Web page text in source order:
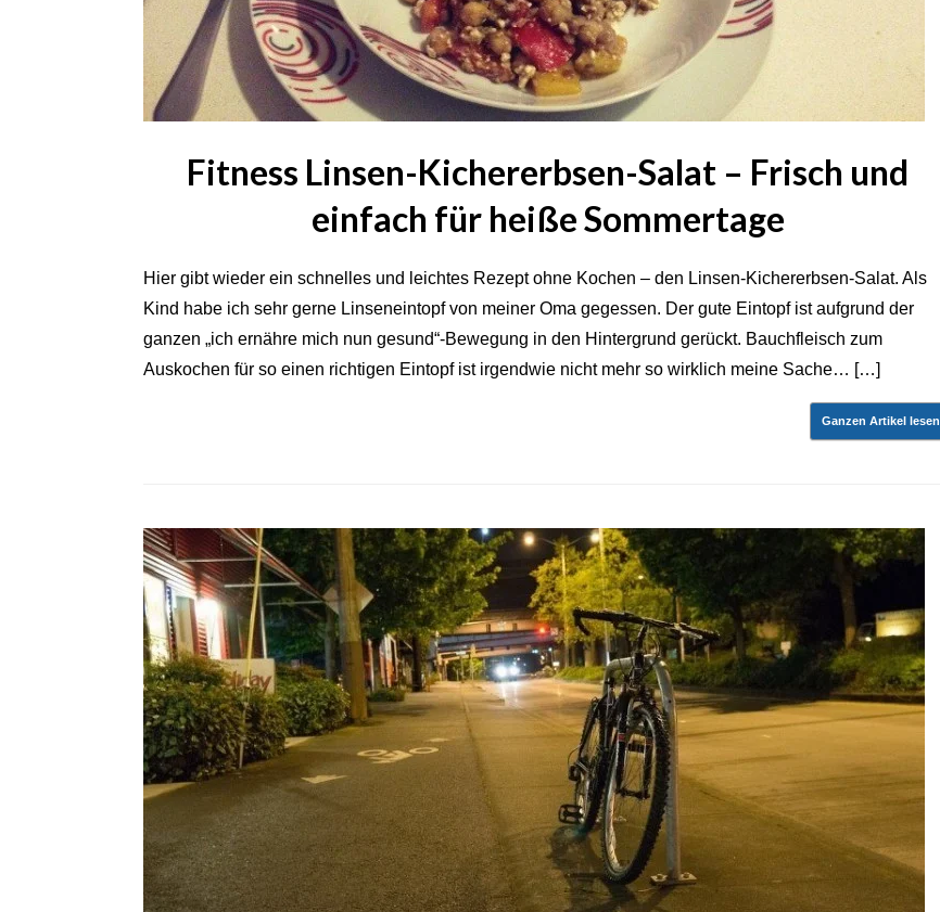
Fitness Linsen-Kichererbsen-Salat – Frisch und
einfach für heiße Sommertage
Hier gibt wieder ein schnelles und leichtes Rezept ohne Kochen – den Linsen-Kichererbsen-Salat. Als
Kind habe ich sehr gerne Linseneintopf von meiner Oma gegessen. Der gute Eintopf ist aufgrund der
ganzen „ich ernähre mich nun gesund“-Bewegung in den Hintergrund gerückt. Bauchfleisch zum
Auskochen für so einen richtigen Eintopf ist irgendwie nicht mehr so wirklich meine Sache… […]
Ganzen Artikel lesen